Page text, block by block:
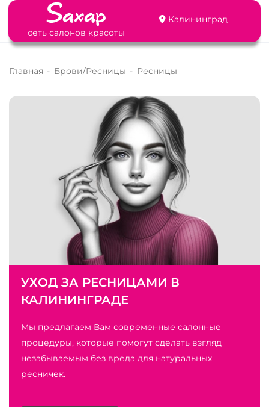
сеть салонов красоты
Калининград
Главная - Брови/Ресницы - Ресницы
УХОД ЗА РЕСНИЦАМИ В
КАЛИНИНГРАДЕ
Мы предлагаем Вам современные салонные
процедуры, которые помогут сделать взгляд
незабываемым без вреда для натуральных
ресничек.